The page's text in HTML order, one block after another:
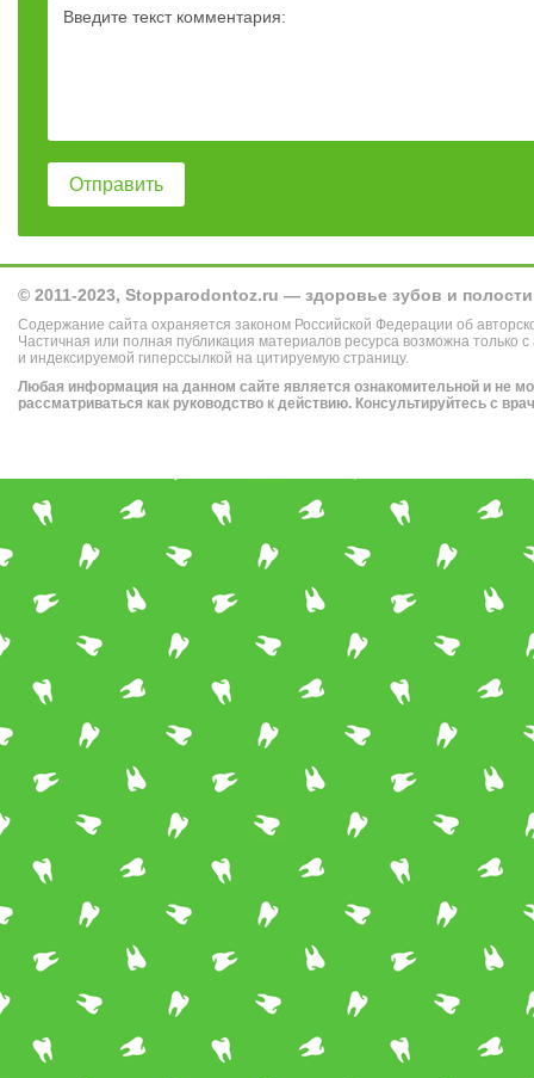
© 2011-2023, Stopparodontoz.ru — здоровье зубов и
Содержание сайта охраняется законом Российской Федерации об
Частичная или полная публикация материалов ресурса возможна только с
и индексируемой гиперссылкой на цитируемую страницу.
Любая информация на данном сайте является ознакомительной и не
рассматриваться как руководство к действию. Консультируйтесь с